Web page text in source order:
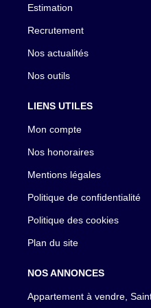
Estimation
Recrutement
Nos actualités
Nos outils
LIENS UTILES
Mon compte
Nos honoraires
Mentions légales
Politique de confidentialité
Politique des cookies
Plan du site
NOS ANNONCES
Appartement à vendre,